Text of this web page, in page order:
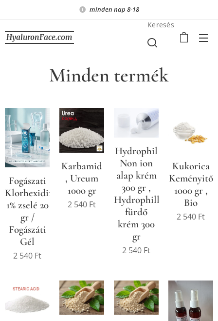
minden nap 8-18
HyaluronFace.com
Keresés
Minden termék
Fogászati
Klorhexidin
1% zselé 20
gr /
Fogászáti
Gél
2 540 Ft
Karbamid
, Ureum
1000 gr
2 540 Ft
Hydrophil
Non ion
alap krém
300 gr ,
Hydrophillicum
fürdő
krém 300
gr
2 540 Ft
Kukorica
Keményitő
1000 gr ,
Bio
2 540 Ft